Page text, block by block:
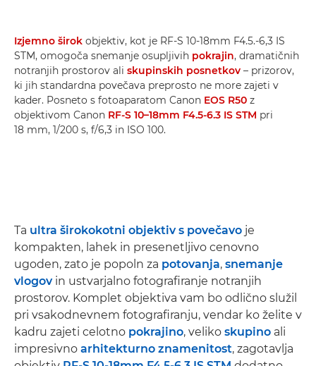
Izjemno širok objektiv, kot je RF-S 10-18mm F4.5.-6,3 IS
STM, omogoča snemanje osupljivih pokrajin, dramatičnih
notranjih prostorov ali skupinskih posnetkov – prizorov,
ki jih standardna povečava preprosto ne more zajeti v
kader. Posneto s fotoaparatom Canon EOS R50 z
objektivom Canon RF-S 10–18mm F4.5-6.3 IS STM pri
18 mm, 1/200 s, f/6,3 in ISO 100.
Ta ultra širokokotni objektiv s povečavo je
kompakten, lahek in presenetljivo cenovno
ugoden, zato je popoln za potovanja, snemanje
vlogovin ustvarjalno fotografiranje notranjih
prostorov. Komplet objektiva vam bo odlično služil
pri vsakodnevnem fotografiranju, vendar ko želite v
kadru zajeti celotno pokrajino, veliko skupino ali
impresivno arhitekturno znamenitost, zagotavlja